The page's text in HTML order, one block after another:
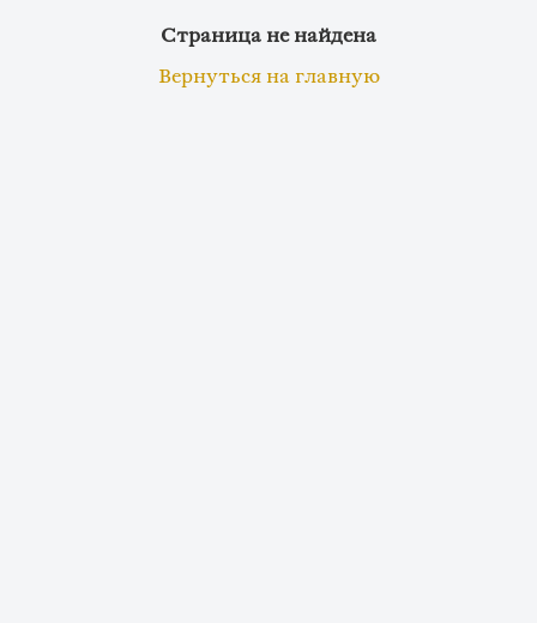
Страница не найдена
Вернуться на главную